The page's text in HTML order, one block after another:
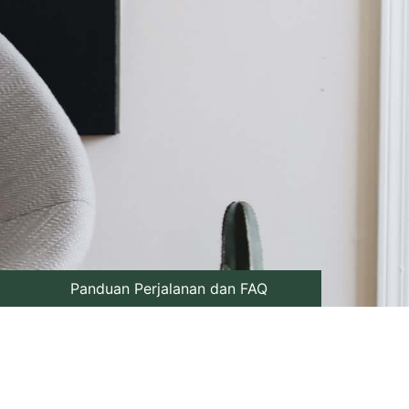
Panduan Perjalanan dan FAQ